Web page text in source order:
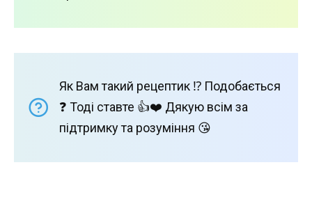
Як Вам такий рецептик ⁉️ Подобається
❓ Тоді ставте 👍❤️ Дякую всім за
підтримку та розуміння 😘